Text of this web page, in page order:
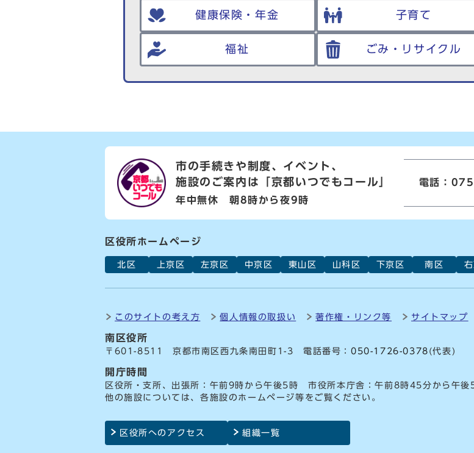
健康保険・年金 子育て
福祉 ごみ・リサイクル
市の手続きや制度、イベント、
施設のご案内は
「京都いつでもコール」
年中無休 朝8時から夜9時
電話：
区役所ホームページ
北区 上京区 左京区 中京区 東山区 山科区 下京区 南区
このサイトの考え方 個人情報の取扱い 著作権・リンク等 サイトマップ
南区役所
〒601-8511 京都市南区西九条南田町1-3 電話番号：050-1726-0378 (代表)
開庁時間
区役所・支所、出張所：午前9時から午後5時 市役所本庁舎：午前8時45分から午
他の施設については、各施設のホームページ等をご覧ください。
区役所へのアクセス 組織一覧